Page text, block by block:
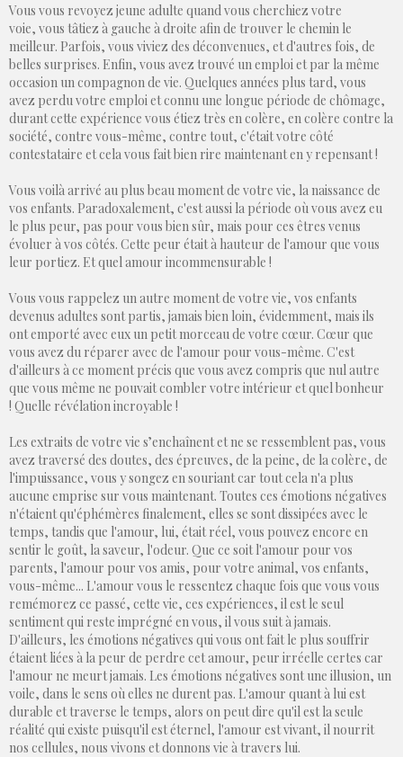
Vous vous revoyez jeune adulte quand vous cherchiez votre
voie, vous tâtiez à gauche à droite afin de trouver le chemin le
meilleur. Parfois, vous viviez des déconvenues, et d'autres fois, de
belles surprises. Enfin, vous avez trouvé un emploi et par la même
occasion un compagnon de vie. Quelques années plus tard, vous
avez perdu votre emploi et connu une longue période de chômage,
durant cette expérience vous étiez très en colère, en colère contre la
société, contre vous-même, contre tout, c'était votre côté
contestataire et cela vous fait bien rire maintenant en y repensant !
Vous voilà arrivé au plus beau moment de votre vie, la naissance de
vos enfants. Paradoxalement, c'est aussi la période où vous avez eu
le plus peur, pas pour vous bien sûr, mais pour ces êtres venus
évoluer à vos côtés. Cette peur était à hauteur de l'amour que vous
leur portiez. Et quel amour incommensurable !
Vous vous rappelez un autre moment de votre vie, vos enfants
devenus adultes sont partis, jamais bien loin, évidemment, mais ils
ont emporté avec eux un petit morceau de votre cœur. Cœur que
vous avez du réparer avec de l'amour pour vous-même. C'est
d'ailleurs à ce moment précis que vous avez compris que nul autre
que vous même ne pouvait combler votre intérieur et quel bonheur
! Quelle révélation incroyable !
Les extraits de votre vie s’enchaînent et ne se ressemblent pas, vous
avez traversé des doutes, des épreuves, de la peine, de la colère, de
l'impuissance, vous y songez en souriant car tout cela n'a plus
aucune emprise sur vous maintenant. Toutes ces émotions négatives
n'étaient qu'éphémères finalement, elles se sont dissipées avec le
temps, tandis que l'amour, lui, était réel, vous pouvez encore en
sentir le goût, la saveur, l'odeur. Que ce soit l'amour pour vos
parents, l'amour pour vos amis, pour votre animal, vos enfants,
vous-même... L'amour vous le ressentez chaque fois que vous vous
remémorez ce passé, cette vie, ces expériences, il est le seul
sentiment qui reste imprégné en vous, il vous suit à jamais.
D'ailleurs, les émotions négatives qui vous ont fait le plus souffrir
étaient liées à la peur de perdre cet amour, peur irréelle certes car
l'amour ne meurt jamais. Les émotions négatives sont une illusion, un
voile, dans le sens où elles ne durent pas. L'amour quant à lui est
durable et traverse le temps, alors on peut dire qu'il est la seule
réalité qui existe puisqu'il est éternel, l'amour est vivant, il nourrit
nos cellules, nous vivons et donnons vie à travers lui.